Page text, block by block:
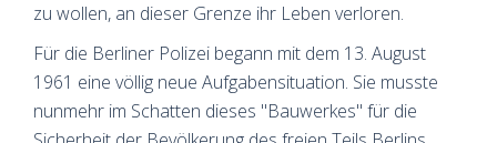
zu wollen, an dieser Grenze ihr Leben verloren.
Für die Berliner Polizei begann mit dem 13. August
1961 eine völlig neue Aufgabensituation. Sie musste
nunmehr im Schatten dieses "Bauwerkes" für die